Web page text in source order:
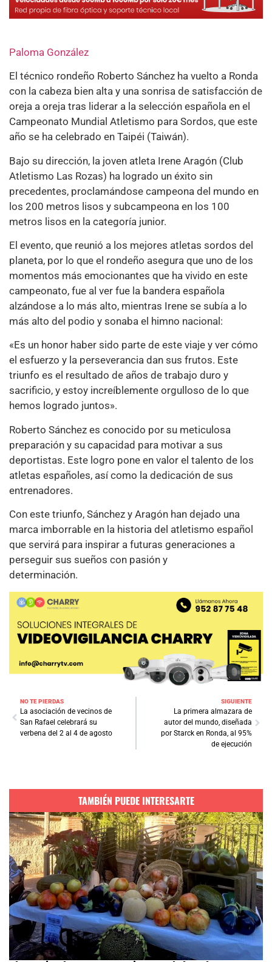
Paloma González
El técnico rondeño Roberto Sánchez ha vuelto a Ronda
con la cabeza bien alta y una sonrisa de satisfacción de
oreja a oreja tras liderar a la selección española en el
Campeonato Mundial Atletismo para Sordos, que este
año se ha celebrado en Taipéi (Taiwán).
Bajo su dirección, la joven atleta Irene Aragón (Club
Atletismo Las Rozas) ha logrado un éxito sin
precedentes, proclamándose campeona del mundo en
los 200 metros lisos y subcampeona en los 100
metros lisos en la categoría junior.
El evento, que reunió a los mejores atletas sordos del
planeta, por lo que el rondeño asegura que uno de los
momentos más emocionantes que ha vivido en este
campeonato, fue al ver fue la bandera española
alzándose a lo más alto, mientras Irene se subía a lo
más alto del podio y sonaba el himno nacional:
«Es un honor haber sido parte de este viaje y ver cómo
el esfuerzo y la perseverancia dan sus frutos. Este
triunfo es el resultado de años de trabajo duro y
sacrificio, y estoy increíblemente orgulloso de lo que
hemos logrado juntos».
Roberto Sánchez es conocido por su meticulosa
preparación y su capacidad para motivar a sus
deportistas. Este logro pone en valor el talento de los
atletas españoles, así como la dedicación de sus
entrenadores.
Con este triunfo, Sánchez y Aragón han dejado una
marca imborrable en la historia del atletismo español
que servirá para inspirar a futuras generaciones a
perseguir sus sueños con pasión y
determinación.
NO TE PIERDAS
La asociación de vecinos de
San Rafael celebrará su
verbena del 2 al 4 de agosto
SIGUIENTE
La primera almazara de
autor del mundo, diseñada
por Starck en Ronda, al 95%
de ejecución
TAMBIÉN PUEDE INTERESARTE